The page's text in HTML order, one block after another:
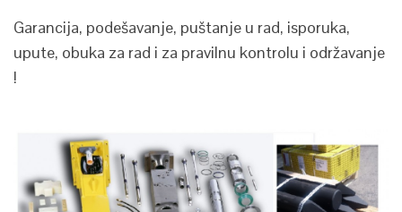
Garancija, podešavanje, puštanje u rad, isporuka,
upute, obuka za rad i za pravilnu kontrolu i održavanje
!